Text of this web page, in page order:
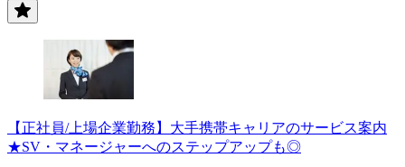
【正社員/上場企業勤務】大手携帯キャリアのサービス案内
★SV・マネージャーへのステップアップも◎